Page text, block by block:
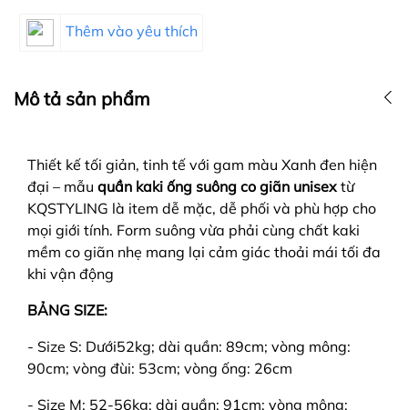
Thêm vào yêu thích
Mô tả sản phẩm
Thiết kế tối giản, tinh tế với gam màu Xanh đen hiện
đại – mẫu quần kaki ống suông co giãn unisextừ
KQSTYLING là item dễ mặc, dễ phối và phù hợp cho
mọi giới tính. Form suông vừa phải cùng chất kaki
mềm co giãn nhẹ mang lại cảm giác thoải mái tối đa
khi vận động
BẢNG SIZE:
- Size S: Dưới52kg; dài quần: 89cm; vòng mông:
90cm; vòng đùi: 53cm; vòng ống: 26cm
- Size M: 52-56kg; dài quần: 91cm; vòng mông: